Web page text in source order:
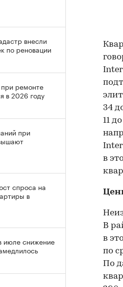
34
11
в
В
в
по
По
внесли
по реновации
ремонте
в 2026 году
при
спроса на
в
июле снижение